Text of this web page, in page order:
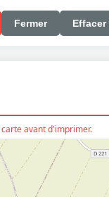
Fermer
avant d'imprimer.